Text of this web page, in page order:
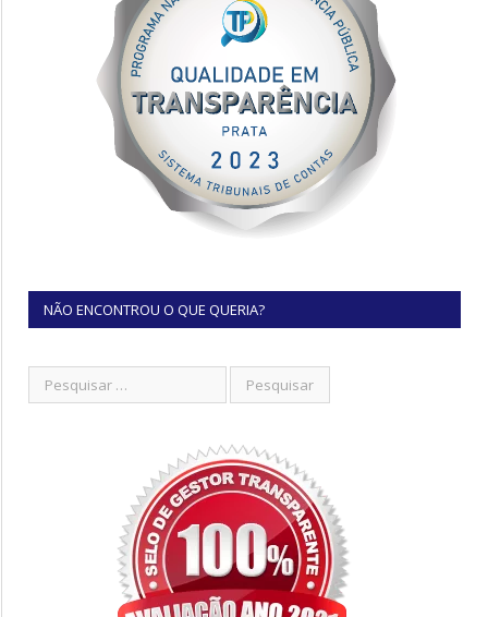
NÃO ENCONTROU O QUE QUERIA?